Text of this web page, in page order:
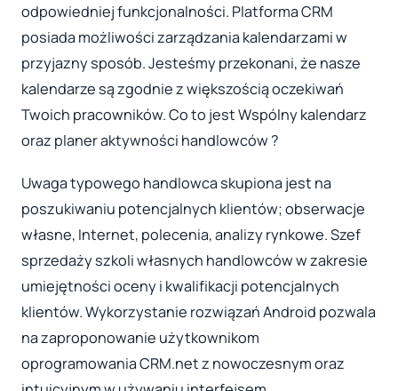
odpowiedniej funkcjonalności. Platforma CRM
posiada możliwości zarządzania kalendarzami w
przyjazny sposób. Jesteśmy przekonani, że nasze
kalendarze są zgodnie z większością oczekiwań
Twoich pracowników. Co to jest Wspólny kalendarz
oraz planer aktywności handlowców ?
Uwaga typowego handlowca skupiona jest na
poszukiwaniu potencjalnych klientów; obserwacje
własne, Internet, polecenia, analizy rynkowe. Szef
sprzedaży szkoli własnych handlowców w zakresie
umiejętności oceny i kwalifikacji potencjalnych
klientów. Wykorzystanie rozwiązań Android pozwala
na zaproponowanie użytkownikom
oprogramowania CRM.net z nowoczesnym oraz